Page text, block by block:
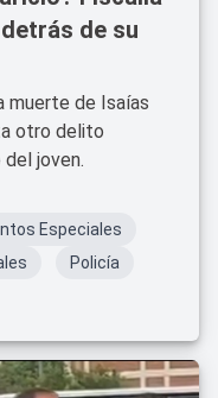
de su
muerte de Isaías
otro delito
joven.
Especiales
Policía